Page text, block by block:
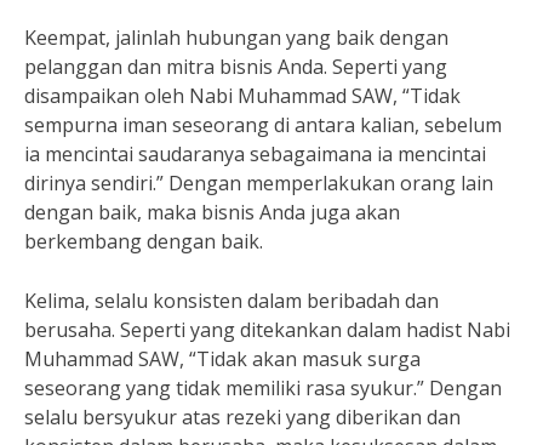
Keempat, jalinlah hubungan yang baik dengan
pelanggan dan mitra bisnis Anda. Seperti yang
disampaikan oleh Nabi Muhammad SAW, “Tidak
sempurna iman seseorang di antara kalian, sebelum
ia mencintai saudaranya sebagaimana ia mencintai
dirinya sendiri.” Dengan memperlakukan orang lain
dengan baik, maka bisnis Anda juga akan
berkembang dengan baik.
Kelima, selalu konsisten dalam beribadah dan
berusaha. Seperti yang ditekankan dalam hadist Nabi
Muhammad SAW, “Tidak akan masuk surga
seseorang yang tidak memiliki rasa syukur.” Dengan
selalu bersyukur atas rezeki yang diberikan dan